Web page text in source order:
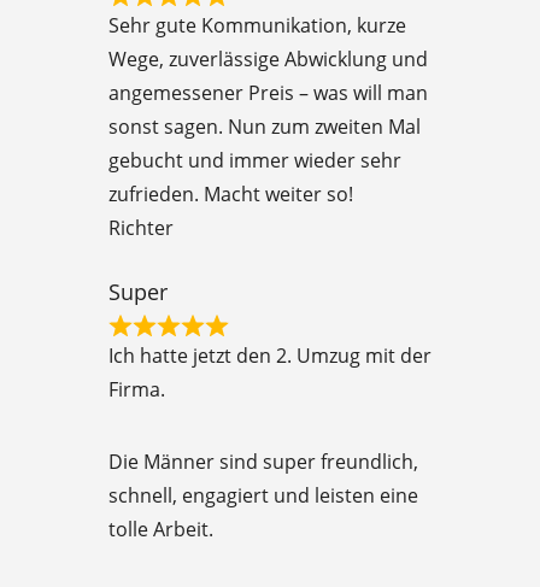
R
d
5
t
o
f
Sehr gute Kommunikation, kurze
Wege, zuverlässige Abwicklung und
angemessener Preis – was will man
sonst sagen. Nun zum zweiten Mal
gebucht und immer wieder sehr
zufrieden. Macht weiter so!
Richter
Super
R
d
5
o
Ich hatte jetzt den 2. Umzug mit der
Firma.
Die Männer sind super freundlich,
schnell, engagiert und leisten eine
tolle Arbeit.